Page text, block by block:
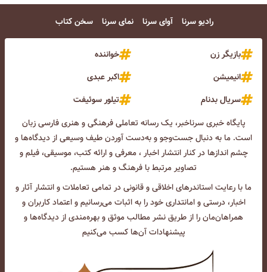
رادیو سرنا آوای سرنا نمای سرنا سخن کتاب
بازیگر زن
خواننده
انیمیشن
اکبر عبدی
سریال بدنام
تیلور سوئیفت
پایگاه خبری سرناخبر، یک رسانه تعاملی فرهنگی و هنری فارسی زبان
است. ما به دنبال جست‌و‌جو و به‌دست آوردن طیف وسیعی از دیدگاه‌ها و
چشم انداز‌ها در کنار انتشار اخبار ، معرفی و ارائه کتب، موسیقی، فیلم و
تصاویر مرتبط با فرهنگ و هنر هستیم.
ما با رعایت استاندرهای اخلاقی و قانونی در تمامی تعاملات و انتشار آثار و
اخبار، درستی و امانتداری خود را به اثبات می‌رسانیم و اعتماد کاربران و
همراهان‌مان را از طریق نشر مطالب موثق و بهره‌مندی از دیدگاه‌ها و
پیشنهادات آن‌ها کسب می‌کنیم